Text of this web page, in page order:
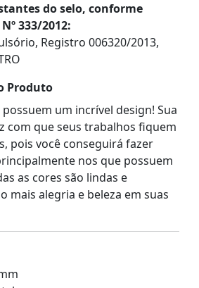
do selo, conforme
333/2012:
Registro 006320/2013,
Produto
um incrível design! Sua
com que seus trabalhos fiquem
pois você conseguirá fazer
nos que possuem
as cores são lindas e
mais alegria e beleza em suas